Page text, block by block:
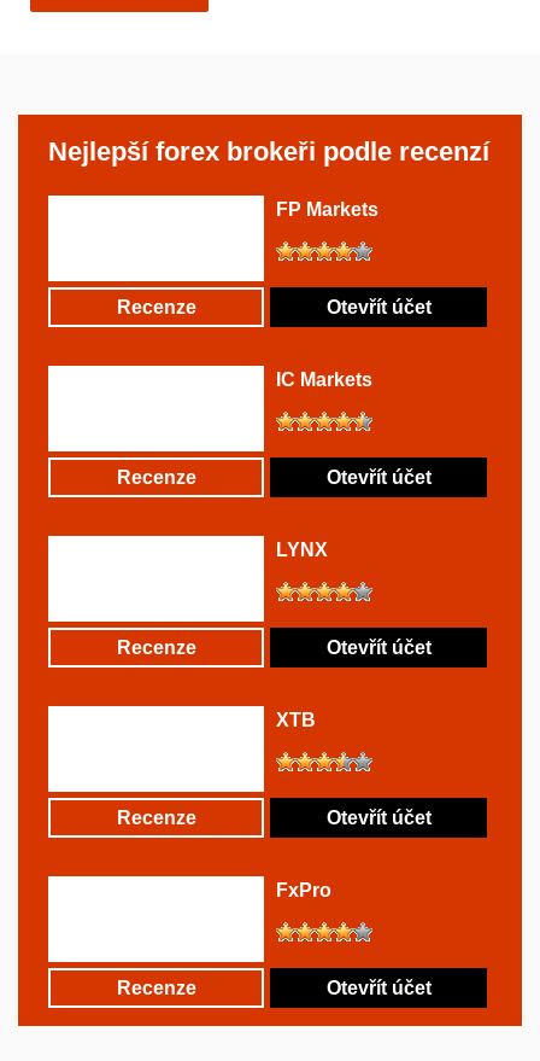
Nejlepší forex brokeři podle recenzí
FP Markets
Recenze Otevřít účet
IC Markets
Recenze Otevřít účet
LYNX
Recenze Otevřít účet
XTB
Recenze Otevřít účet
FxPro
Recenze Otevřít účet